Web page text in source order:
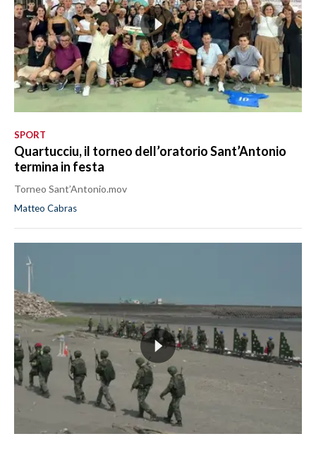
SPORT
Quartucciu, il torneo dell’oratorio Sant’Antonio
termina in festa
Torneo Sant’Antonio.mov
Matteo Cabras